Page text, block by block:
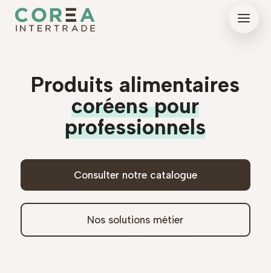
Produits alimentaires
coréens pour
professionnels
Consulter notre catalogue
Nos solutions métier